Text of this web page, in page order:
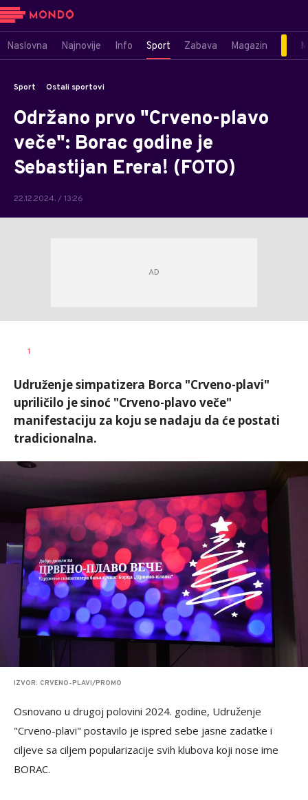
Naslovna Najnovije Info Sport Zabava Magazin
Sport Ostali sportovi
Održano prvo "Crveno-plavo
veče": Borac godine je
Sebastijan Erera! (FOTO)
22.12.2024. / 13:26
AUTOR
1
Udruženje simpatizera Borca "Crveno-plavi"
upriličilo je sinoć "Crveno-plavo veče"
manifestaciju za koju se nadaju da će postati
tradicionalna.
IZVOR: CRVENO-PLAVI/PROMO
Osnovano u drugoj polovini 2024. godine, Udruženje
"Crveno-plavi" postavilo je ispred sebe jasne zadatke i
ciljeve sa ciljem popularizacije svih klubova koji nose ime
BORAC.